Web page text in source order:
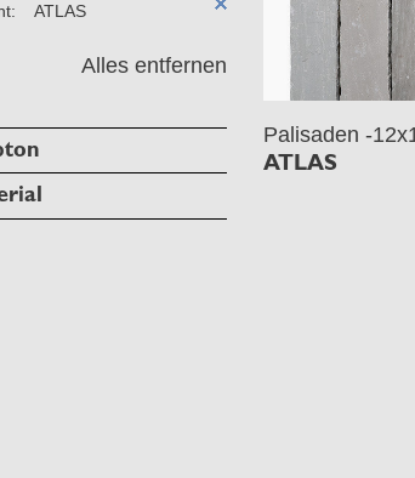
ATLAS
Alles entfernen
Palisaden -
ATLAS